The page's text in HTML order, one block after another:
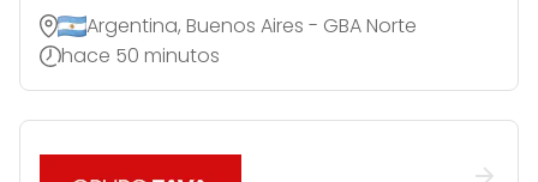
Argentina, Buenos Aires - GBA Norte
hace 50 minutos